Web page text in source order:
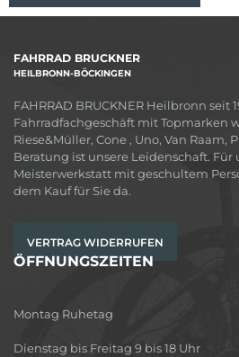
FAHRRAD BRUCKNER
HEILBRONN-BÖCKINGEN
FAHRRAD BRUCKNER Heilbronn seit
Fahrradfachgeschäft mit Topmarken
Riese&Müller, Cone , Uno, Van Raam,
Beratung ist unsere Leidenschaft. Für
Meisterwerkstatt mit geschultem
dem Kauf für Sie da.
VERTRAG WIDERRUFEN
ÖFFNUNGSZEITEN
Montag Ruhetag
Dienstag bis Freitag 9 bis 18 Uhr